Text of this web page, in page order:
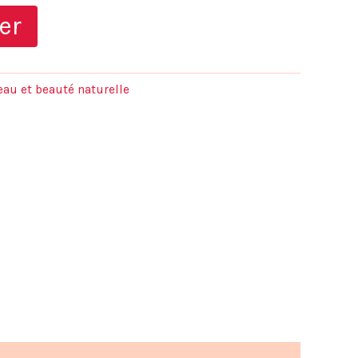
prix
actuel
est :et beauté naturelle